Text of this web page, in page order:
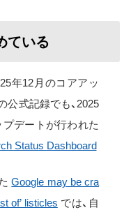
ている
年12月のコアアッ
公式記録でも、2025
デートが行われた
Status Dashboard
Google may be cra
of’ listicles では、自